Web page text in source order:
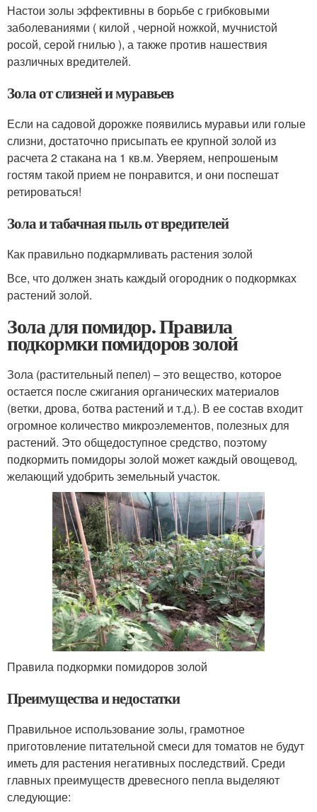
Настои золы эффективны в борьбе с грибковыми
заболеваниями ( килой , черной ножкой, мучнистой
росой, серой гнилью ), а также против нашествия
различных вредителей.
Зола от слизней и муравьев
Если на садовой дорожке появились муравьи или голые
слизни, достаточно присыпать ее крупной золой из
расчета 2 стакана на 1 кв.м. Уверяем, непрошеным
гостям такой прием не понравится, и они поспешат
ретироваться!
Зола и табачная пыль от вредителей
Как правильно подкармливать растения золой
Все, что должен знать каждый огородник о подкормках
растений золой.
Зола для помидор. Правила
подкормки помидоров золой
Зола (растительный пепел) – это вещество, которое
остается после сжигания органических материалов
(ветки, дрова, ботва растений и т.д.). В ее состав входит
огромное количество микроэлементов, полезных для
растений. Это общедоступное средство, поэтому
подкормить помидоры золой может каждый овощевод,
желающий удобрить земельный участок.
Правила подкормки помидоров золой
Преимущества и недостатки
Правильное использование золы, грамотное
приготовление питательной смеси для томатов не будут
иметь для растения негативных последствий. Среди
главных преимуществ древесного пепла выделяют
следующие: